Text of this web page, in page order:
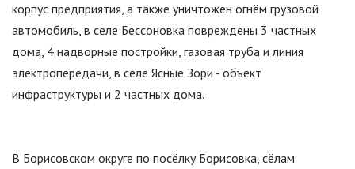
корпус предприятия, а также уничтожен огнём грузовой
автомобиль, в селе Бессоновка повреждены 3 частных
дома, 4 надворные постройки, газовая труба и линия
электропередачи, в селе Ясные Зори - объект
инфраструктуры и 2 частных дома.
В Борисовском округе по посёлку Борисовка, сёлам